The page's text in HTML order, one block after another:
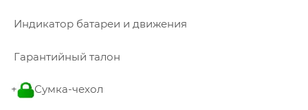
Индикатор батареи и движения
Гарантийный талон
+ Сумка-чехол